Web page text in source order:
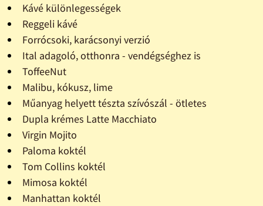
Kávé különlegességek
Reggeli kávé
Forrócsoki, karácsonyi verzió
Ital adagoló, otthonra - vendégséghez is
ToffeeNut
Malibu, kókusz, lime
Műanyag helyett tészta szívószál - ötletes
Dupla krémes Latte Macchiato
Virgin Mojito
Paloma koktél
Tom Collins koktél
Mimosa koktél
Manhattan koktél